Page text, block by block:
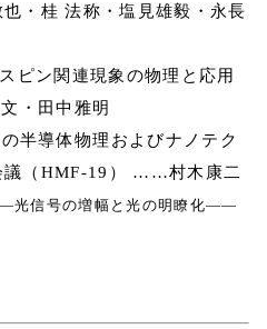
・桂 法称・塩見雄毅・永長
ピン関連現象の物理と応用
・田中雅明
半導体物理およびナノテク
議（HMF-19） ……村木康二
信号の増幅と光の明瞭化――